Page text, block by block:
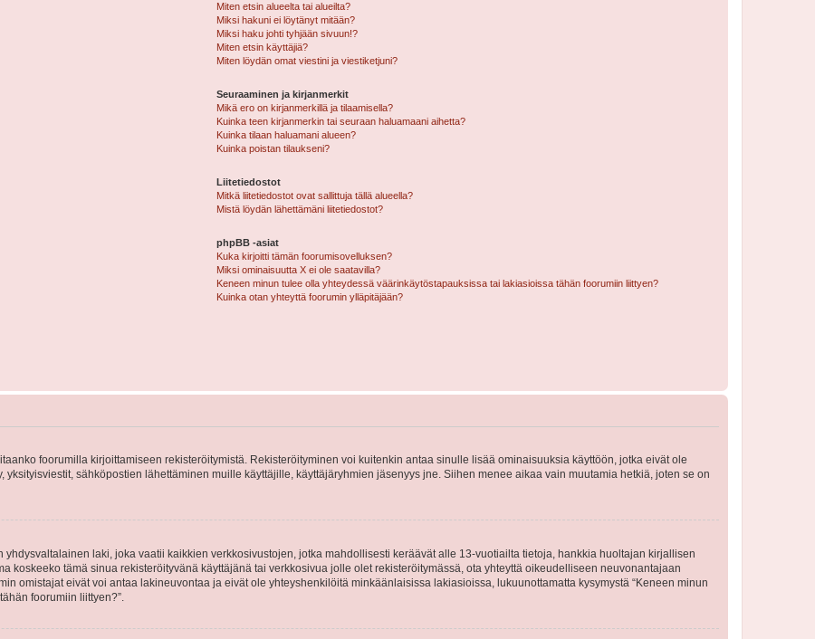
Miten etsin alueelta tai alueilta?
Miksi hakuni ei löytänyt mitään?
Miksi haku johti tyhjään sivuun!?
Miten etsin käyttäjiä?
Miten löydän omat viestini ja viestiketjuni?
Seuraaminen ja kirjanmerkit
Mikä ero on kirjanmerkillä ja tilaamisella?
Kuinka teen kirjanmerkin tai seuraan haluamaani aihetta?
Kuinka tilaan haluamani alueen?
Kuinka poistan tilaukseni?
Liitetiedostot
Mitkä liitetiedostot ovat sallittuja tällä alueella?
Mistä löydän lähettämäni liitetiedostot?
phpBB -asiat
Kuka kirjoitti tämän foorumisovelluksen?
Miksi ominaisuutta X ei ole saatavilla?
Keneen minun tulee olla yhteydessä väärinkäytöstapauksissa tai lakiasioissa tähän foorumiin liittyen?
Kuinka otan yhteyttä foorumin ylläpitäjään?
foorumilla kirjoittamiseen rekisteröitymistä. Rekisteröityminen voi kuitenkin antaa sinulle lisää ominaisuuksia käyttöön, jotka eivät ole
yksityisviestit, sähköpostien lähettäminen muille käyttäjille, käyttäjäryhmien jäsenyys jne. Siihen menee aikaa vain muutamia hetkiä, joten se on
yhdysvaltalainen laki, joka vaatii kaikkien verkkosivustojen, jotka mahdollisesti keräävät alle 13-vuotiailta tietoja, hankkia huoltajan kirjallisen
koskeeko tämä sinua rekisteröityvänä käyttäjänä tai verkkosivua jolle olet rekisteröitymässä, ota yhteyttä oikeudelliseen neuvonantajaan
omistajat eivät voi antaa lakineuvontaa ja eivät ole yhteyshenkilöitä minkäänlaisissa lakiasioissa, lukuunottamatta kysymystä “Keneen minun
foorumiin liittyen?”.